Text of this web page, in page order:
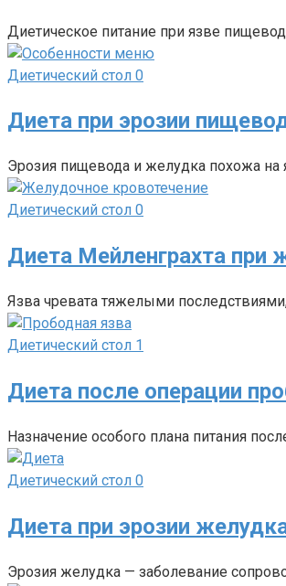
Диетическое питание при язве
Диетический стол 0
Диета при эрозии
Эрозия пищевода и желудка похожа на
Диетический стол 0
Диета Мейленграхта при
Язва чревата тяжелыми
Диетический стол 1
Диета после операции
Назначение особого плана питания
Диетический стол 0
Диета при эрозии
Эрозия желудка — заболевание